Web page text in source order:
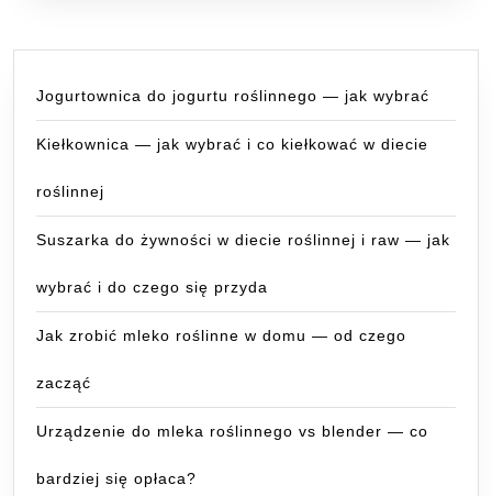
Jogurtownica do jogurtu roślinnego — jak wybrać
Kiełkownica — jak wybrać i co kiełkować w diecie
roślinnej
Suszarka do żywności w diecie roślinnej i raw — jak
wybrać i do czego się przyda
Jak zrobić mleko roślinne w domu — od czego
zacząć
Urządzenie do mleka roślinnego vs blender — co
bardziej się opłaca?